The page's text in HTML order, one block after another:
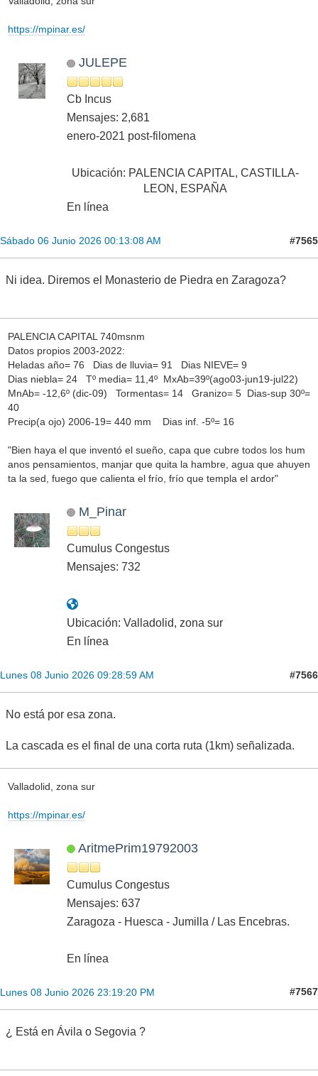
https://mpinar.es/
JULEPE
Cb Incus
Mensajes: 2,681
enero-2021 post-filomena
Ubicación: PALENCIA CAPITAL, CASTILLA-
LEON, ESPAÑA
En línea
Sábado 06 Junio 2026 00:13:08 AM #7565
Ni idea. Diremos el Monasterio de Piedra en Zaragoza?
PALENCIA CAPITAL 740msnm
Datos propios 2003-2022:
Heladas año= 76 Dias de lluvia= 91 Dias NIEVE= 9
Dias niebla= 24 Tº media= 11,4º MxAb=39º(ago03-jun19-jul22)
MnAb= -12,6º (dic-09) Tormentas= 14 Granizo= 5 Dias-sup 30º=
40
Precip(a ojo) 2006-19= 440 mm Dias inf. -5º= 16
"Bien haya el que inventó el sueño, capa que cubre todos los hum
anos pensamientos, manjar que quita la hambre, agua que ahuyen
ta la sed, fuego que calienta el frío, frío que templa el ardor"
M_Pinar
Cumulus Congestus
Mensajes: 732
Ubicación: Valladolid, zona sur
En línea
Lunes 08 Junio 2026 09:28:59 AM #7566
No está por esa zona.
La cascada es el final de una corta ruta (1km) señalizada.
Valladolid, zona sur
https://mpinar.es/
AritmePrim19792003
Cumulus Congestus
Mensajes: 637
Zaragoza - Huesca - Jumilla / Las Encebras.
En línea
Lunes 08 Junio 2026 23:19:20 PM #7567
¿ Está en Ávila o Segovia ?